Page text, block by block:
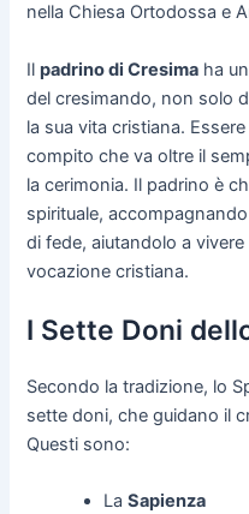
nella Chiesa Ortodossa e
Ilpadrino di Cresima ha
del cresimando, non solo
la sua vita cristiana.
compito che va oltre il
la cerimonia. Il padrino è
spirituale,
di fede, aiutandolo a
vocazione cristiana.
I Sette Doni
Secondo la tradizione, lo
sette doni, che guidano il
Questi sono:
LaSapienza